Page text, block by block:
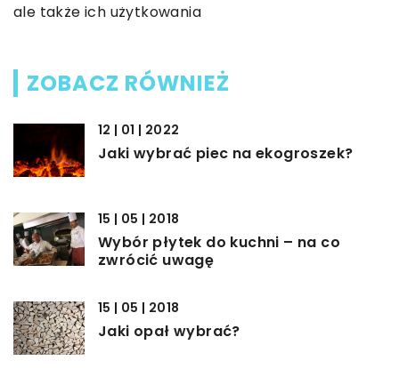
ale także ich użytkowania
ZOBACZ RÓWNIEŻ
12 | 01 | 2022
Jaki wybrać piec na ekogroszek?
15 | 05 | 2018
Wybór płytek do kuchni – na co
zwrócić uwagę
15 | 05 | 2018
Jaki opał wybrać?